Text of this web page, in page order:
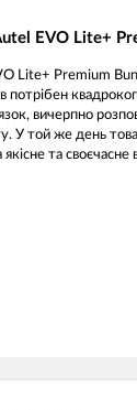
EVO Lite+
Lite+ Premium
потрібен
вичерпно
У той же день
та